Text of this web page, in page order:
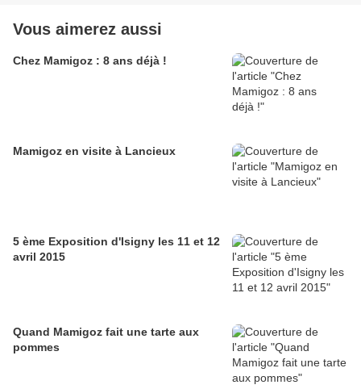
Vous aimerez aussi
Chez Mamigoz : 8 ans déjà !
Mamigoz en visite à Lancieux
5 ème Exposition d'Isigny les 11 et 12
avril 2015
Quand Mamigoz fait une tarte aux
pommes